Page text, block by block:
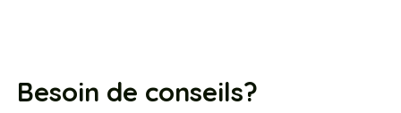
Besoin de conseils?